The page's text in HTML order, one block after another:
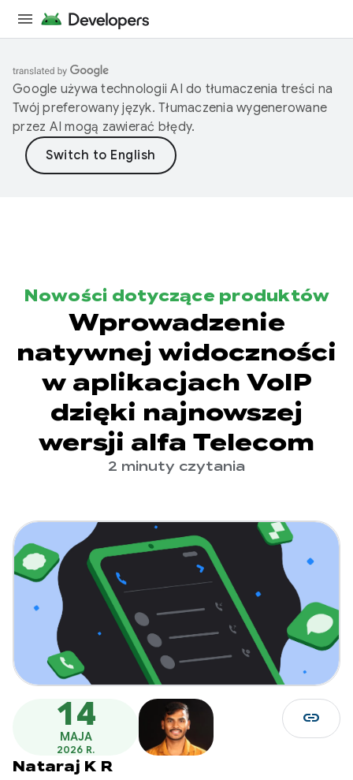
Google używa technologii AI do tłumaczenia treści na
Twój preferowany język. Tłumaczenia wygenerowane
przez AI mogą zawierać błędy.
Nowości dotyczące produktów
Wprowadzenie
natywnej widoczności
w aplikacjach VoIP
dzięki najnowszej
wersji alfa Telecom
2 minuty czytania
14
MAJA
2026 R.
Nataraj K R
link